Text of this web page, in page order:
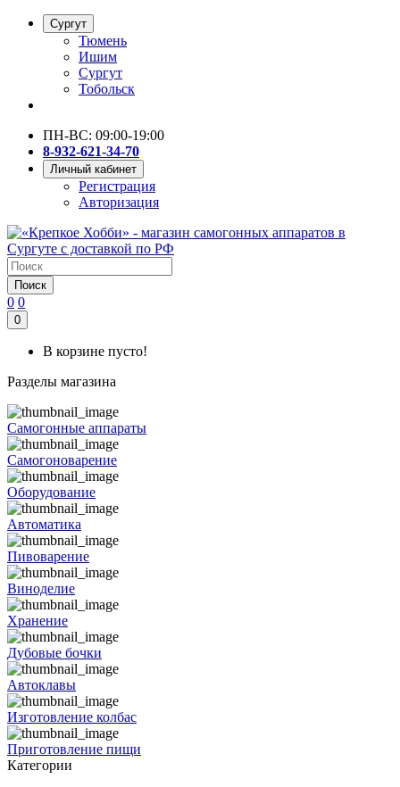
Сургут
Тюмень
Ишим
Сургут
Тобольск
ПН-ВС: 09:00-19:00
8-932-621-34-70
Личный кабинет
Регистрация
Авторизация
Поиск
0 0
0
В корзине пусто!
Разделы магазина
Самогонные аппараты
Самогоноварение
Оборудование
Автоматика
Пивоварение
Виноделие
Хранение
Дубовые бочки
Автоклавы
Изготовление колбас
Приготовление пищи
Категории